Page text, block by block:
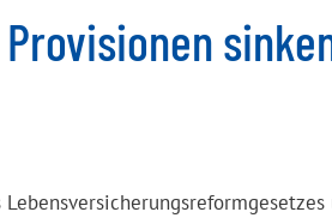
Provisionen